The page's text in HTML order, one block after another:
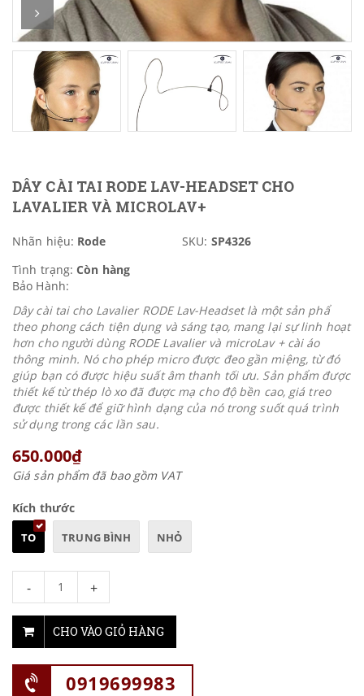
DÂY CÀI TAI RODE LAV-HEADSET CHO
LAVALIER VÀ MICROLAV+
Nhãn hiệu: Rode SKU: SP4326
Tình trạng: Còn hàng
Bảo Hành:
Dây cài tai cho Lavalier RODE Lav-Headset là một sản phẩ
theo phong cách tiện dụng và sáng tạo, mang lại sự linh hoạt
hơn cho người dùng RODE Lavalier và microLav + cài áo
thông minh. Nó cho phép micro được đeo gần miệng, từ đó
giúp bạn có được hiệu suất âm thanh tối ưu. Sản phẩm được
thiết kế từ thép lò xo đã được mạ cho độ bền cao, giá treo
được thiết kế để giữ hình dạng của nó trong suốt quá trình
sử dụng trong các lần sau.
650.000₫
Giá sản phẩm đã bao gồm VAT
Kích thước
TO TRUNG BÌNH NHỎ
- +
CHO VÀO GIỎ HÀNG
0919699983